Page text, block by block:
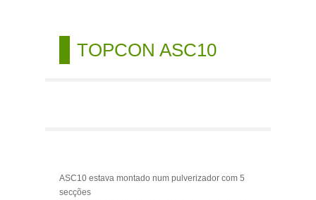
TOPCON ASC10
ASC10 estava montado num pulverizador com 5
secções